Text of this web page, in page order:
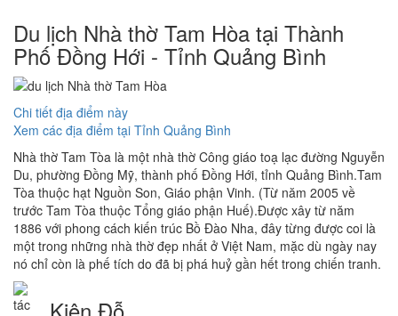
Du lịch Nhà thờ Tam Hòa tại Thành
Phố Đồng Hới - Tỉnh Quảng Bình
Chi tiết địa điểm này
Xem các địa điểm tại Tỉnh Quảng Bình
Nhà thờ Tam Tòa là một nhà thờ Công giáo toạ lạc đường Nguyễn
Du, phường Đồng Mỹ, thành phố Đồng Hới, tỉnh Quảng Bình.Tam
Tòa thuộc hạt Nguồn Son, Giáo phận Vinh. (Từ năm 2005 về
trước Tam Tòa thuộc Tổng giáo phận Huế).Được xây từ năm
1886 với phong cách kiến trúc Bồ Đào Nha, đây từng được coi là
một trong những nhà thờ đẹp nhất ở Việt Nam, mặc dù ngày nay
nó chỉ còn là phế tích do đã bị phá huỷ gần hết trong chiến tranh.